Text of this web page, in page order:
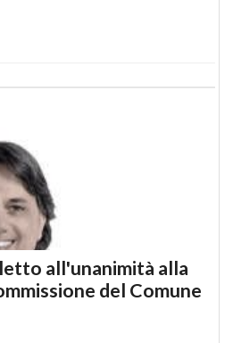
all'unanimità alla
del Comune